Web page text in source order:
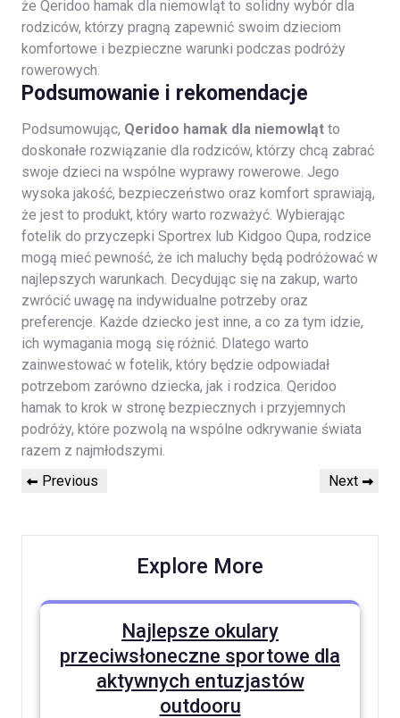
że Qeridoo hamak dla niemowląt to solidny wybór dla
rodziców, którzy pragną zapewnić swoim dzieciom
komfortowe i bezpieczne warunki podczas podróży
rowerowych.
Podsumowanie i rekomendacje
Podsumowując, Qeridoo hamak dla niemowląt to
doskonałe rozwiązanie dla rodziców, którzy chcą zabrać
swoje dzieci na wspólne wyprawy rowerowe. Jego
wysoka jakość, bezpieczeństwo oraz komfort sprawiają,
że jest to produkt, który warto rozważyć. Wybierając
fotelik do przyczepki Sportrex lub Kidgoo Qupa, rodzice
mogą mieć pewność, że ich maluchy będą podróżować w
najlepszych warunkach. Decydując się na zakup, warto
zwrócić uwagę na indywidualne potrzeby oraz
preferencje. Każde dziecko jest inne, a co za tym idzie,
ich wymagania mogą się różnić. Dlatego warto
zainwestować w fotelik, który będzie odpowiadał
potrzebom zarówno dziecka, jak i rodzica. Qeridoo
hamak to krok w stronę bezpiecznych i przyjemnych
podróży, które pozwolą na wspólne odkrywanie świata
razem z najmłodszymi.
Nawigacja
Previous
Previous
Next
Next
Explore More
Najlepsze okulary
przeciwsłoneczne sportowe dla
aktywnych entuzjastów
outdooru